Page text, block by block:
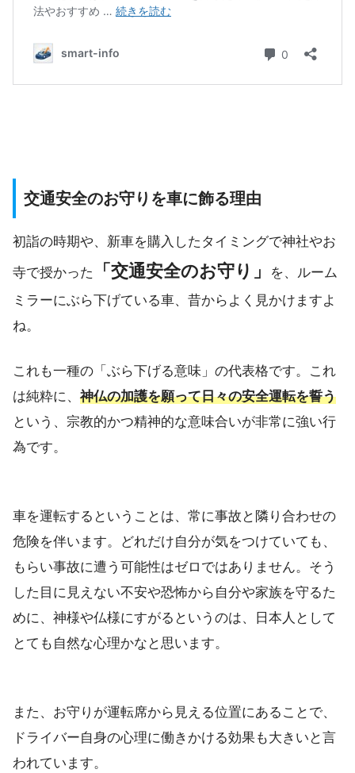
交通安全のお守りを車に飾る理由
初詣の時期や、新車を購入したタイミングで神社やお
寺で授かった 「交通安全のお守り」
を、ルーム
ミラーにぶら下げている車、昔からよく見かけますよ
ね。
これも一種の「ぶら下げる意味」の代表格です。これ
は純粋に、 神仏の加護を願って日々の安全運転を誓う
という、宗教的かつ精神的な意味合いが非常に強い行
為です。
車を運転するということは、常に事故と隣り合わせの
危険を伴います。どれだけ自分が気をつけていても、
もらい事故に遭う可能性はゼロではありません。そう
した目に見えない不安や恐怖から自分や家族を守るた
めに、神様や仏様にすがるというのは、日本人として
とても自然な心理かなと思います。
また、お守りが運転席から見える位置にあることで、
ドライバー自身の心理に働きかける効果も大きいと言
われています。